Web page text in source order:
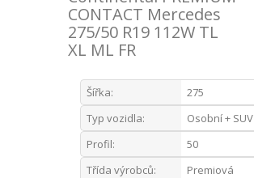
CONTACT Mercedes
275/50 R19 112W TL
XL ML FR
Šířka:
275
Typ vozidla:
Osobní + SUV
Profil:
50
Třída výrobců:
Premiová